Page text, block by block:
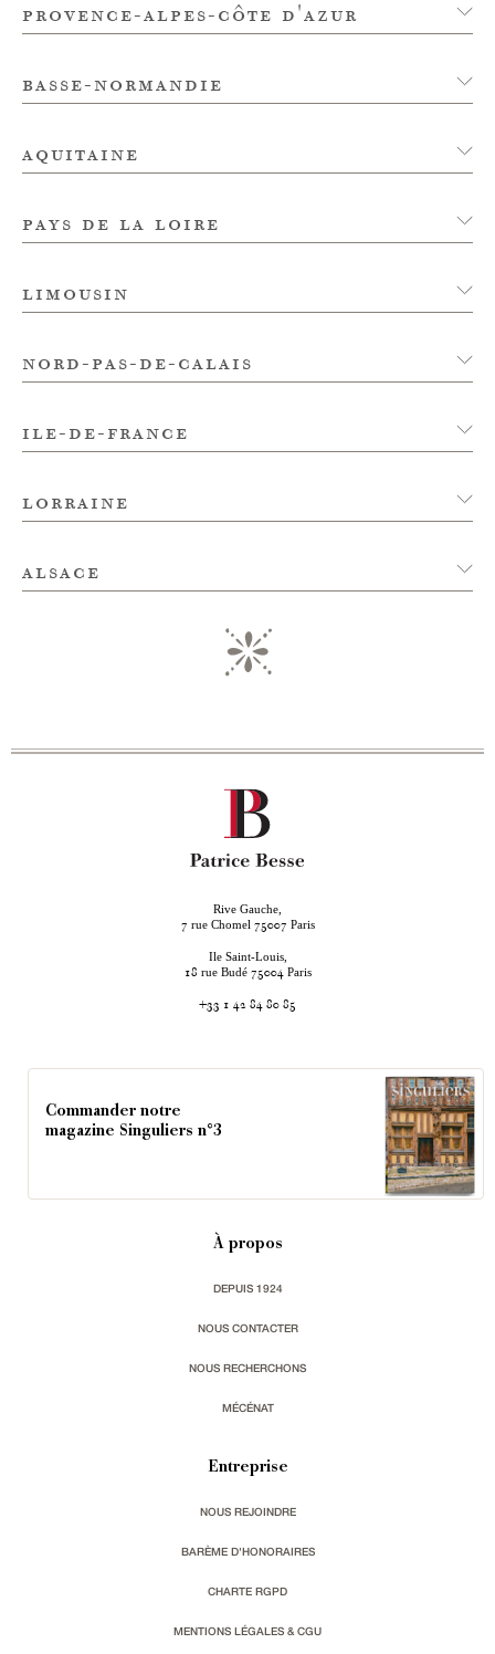
provence-alpes-côte d'azur
basse-normandie
aquitaine
pays de la loire
limousin
nord-pas-de-calais
ile-de-france
lorraine
alsace
Rive Gauche,
7 rue Chomel 75007 Paris
Ile Saint-Louis,
18 rue Budé 75004 Paris
+33 1 42 84 80 85
Commander notre
magazine Singuliers n°3
À propos
DEPUIS 1924
NOUS CONTACTER
NOUS RECHERCHONS
MÉCÉNAT
Entreprise
NOUS REJOINDRE
BARÈME D'HONORAIRES
CHARTE RGPD
MENTIONS LÉGALES & CGU